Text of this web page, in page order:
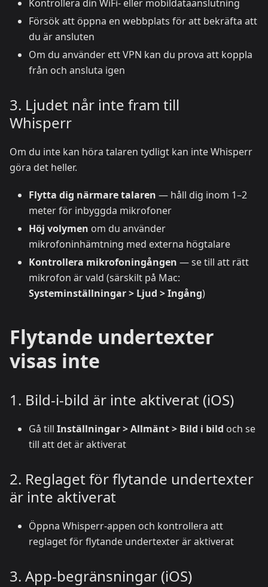
Kontrollera din WiFi- eller mobildataanslutning
Försök att öppna en webbplats för att bekräfta att
du är ansluten
Om du använder ett VPN kan du prova att koppla
från och ansluta igen
3. Ljudet når inte fram till
Whisperr
Om du inte kan höra talaren tydligt kan inte Whisperr
göra det heller.
Flytta dig närmare talaren — håll dig inom 1–2
meter för inbyggda mikrofoner
Höj volymen om du använder
mikrofoninhämtning med externa högtalare
Kontrollera mikrofoningången — se till att rätt
mikrofon är vald (särskilt på Mac:
Systeminställningar > Ljud > Ingång)
Flytande undertexter
visas inte
1. Bild-i-bild är inte aktiverat (iOS)
Gå till Inställningar > Allmänt > Bild i bild och se
till att det är aktiverat
2. Reglaget för flytande undertexter
är inte aktiverat
Öppna Whisperr-appen och kontrollera att
reglaget för flytande undertexter är aktiverat
3. App-begränsningar (iOS)